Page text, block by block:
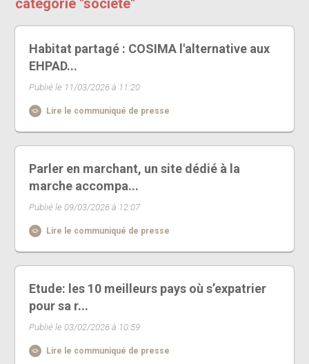
catégorie "société"
Habitat partagé : COSIMA l'alternative aux
EHPAD...
Publié le 11/03/2026 à 11:20
Lire le communiqué de presse
Parler en marchant, un site dédié à la
marche accompa...
Publié le 09/03/2026 à 12:07
Lire le communiqué de presse
Etude: les 10 meilleurs pays où s’expatrier
pour sa r...
Publié le 03/02/2026 à 10:59
Lire le communiqué de presse